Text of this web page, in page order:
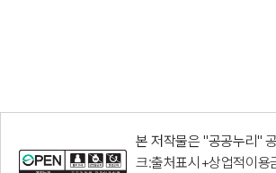
본 저작물은 "공공누리"
크:출처표시+상업적이용